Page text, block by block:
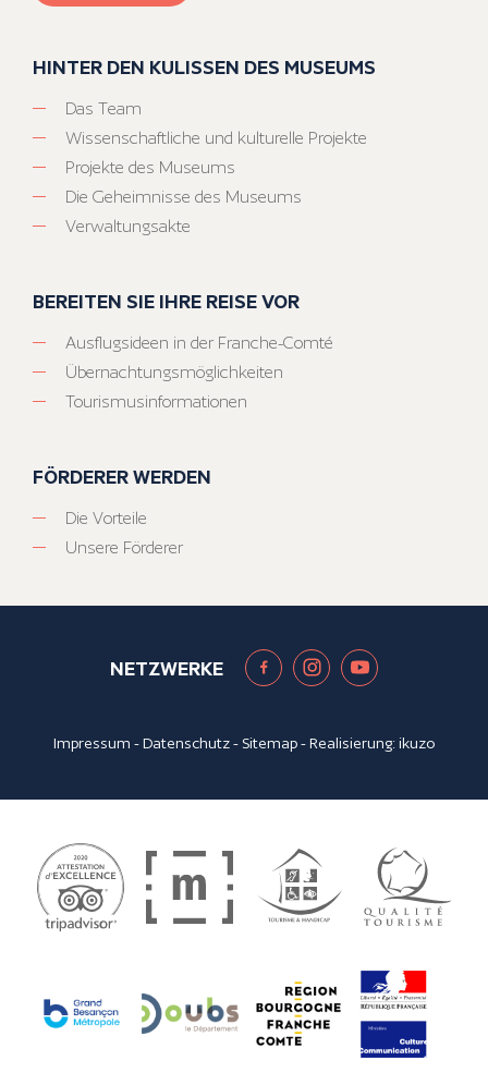
HINTER DEN KULISSEN DES MUSEUMS
Das Team
Wissenschaftliche und kulturelle Projekte
Projekte des Museums
Die Geheimnisse des Museums
Verwaltungsakte
BEREITEN SIE IHRE REISE VOR
Ausflugsideen in der Franche-Comté
Übernachtungsmöglichkeiten
Tourismusinformationen
FÖRDERER WERDEN
Die Vorteile
Unsere Förderer
NETZWERKE
Impressum -Datenschutz- Sitemap- Realisierung:ikuzo